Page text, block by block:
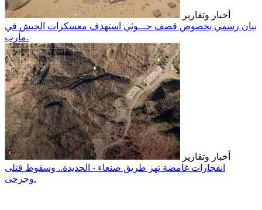
أخبار وتقارير
بيان رسمي بخصوص قصف حـ.ـوثي استهدف معسكرات الجيش في
مأرب.
أخبار وتقارير
انفجارات غامضة تهز طريق صنعاء - الحديدة.. وسقوط قتلى
وجرحى.